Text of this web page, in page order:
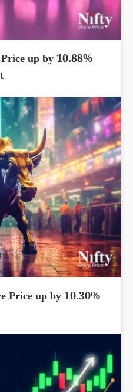
up by 10.88%
Price up by 10.30%